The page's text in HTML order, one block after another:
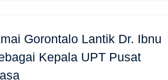
Gorontalo Lantik Dr. Ibnu
Kepala UPT Pusat